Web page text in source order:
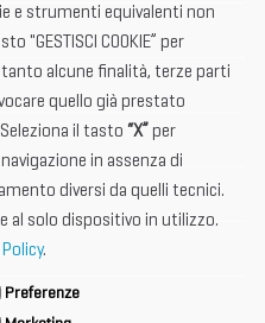
e strumenti equivalenti non
"GESTISCI COOKIE” per
alcune finalità, terze parti
quello già prestato
il tasto “X” per
in assenza di
diversi da quelli tecnici.
al solo dispositivo in utilizzo.
.
Preferenze